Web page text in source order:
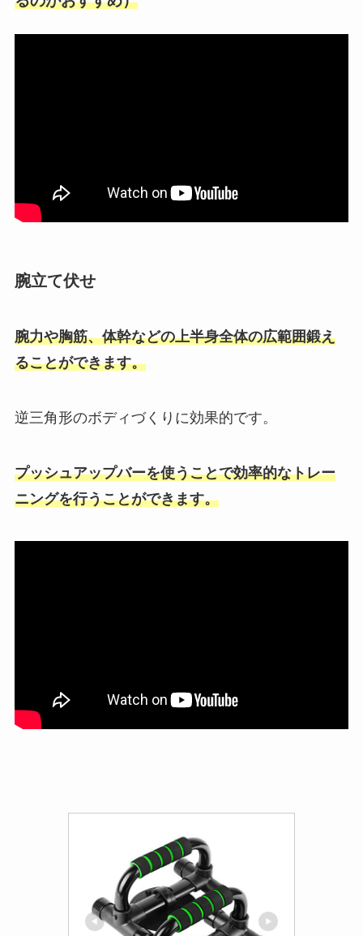
腕立て伏せ
腕力や胸筋、体幹などの上半身全体の広範囲鍛え
ることができます。
逆三角形のボディづくりに効果的です。
プッシュアップバーを使うことで効率的なトレー
ニングを行うことができます。